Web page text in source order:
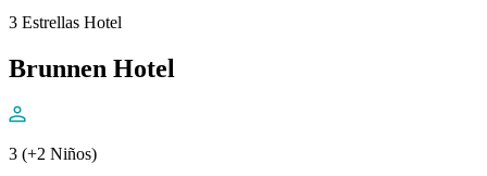
3 Estrellas Hotel
Brunnen Hotel
3 (+2 Niños)